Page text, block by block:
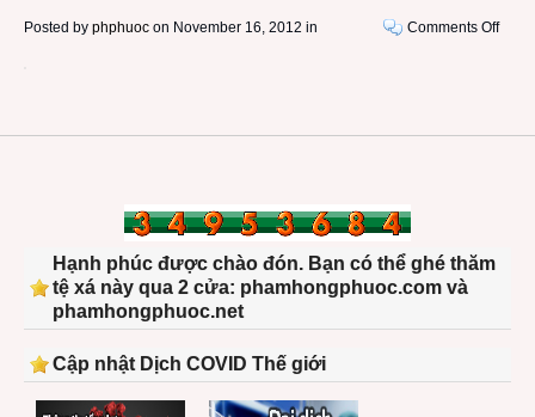
Posted by phphuoc on November 16, 2012 in Comments Offon
Hạnh phúc được chào đón. Bạn có thể ghé thăm
tệ xá này qua 2 cửa: phamhongphuoc.com và
phamhongphuoc.net
Cập nhật Dịch COVID Thế giới